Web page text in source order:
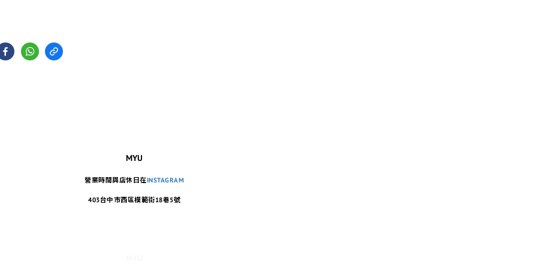
MYU
營業時間與店休日在INSTAGRAM
403台中市西區模範街18巷5號